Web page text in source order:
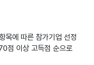
목에 따른 참가기업 선정
점 이상 고득점 순으로